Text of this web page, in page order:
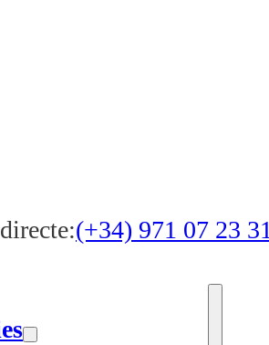
(+34) 971 07 23 31